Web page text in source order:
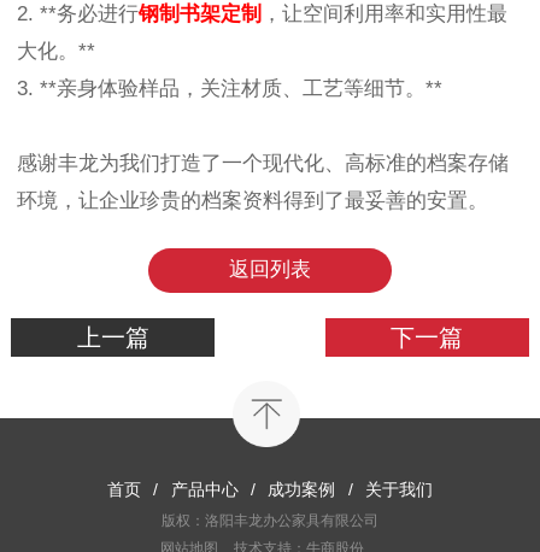
2. **务必进行钢制书架定制 ，让空间利用率和实用性最
大化。**
3. **亲身体验样品，关注材质、工艺等细节。**
感谢丰龙为我们打造了一个现代化、高标准的档案存储
环境，让企业珍贵的档案资料得到了最妥善的安置。
返回列表
上一篇 下一篇
首页 / 产品中心 / 成功案例 / 关于我们
版权：洛阳丰龙办公家具有限公司
网站地图
技术支持：牛商股份